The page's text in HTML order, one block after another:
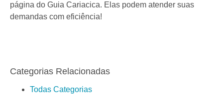
página do Guia Cariacica. Elas podem atender suas
demandas com eficiência!
Categorias Relacionadas
Todas Categorias